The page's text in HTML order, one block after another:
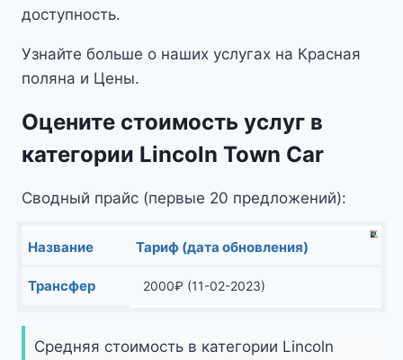
доступность.
Узнайте больше о наших услугах на Красная
поляна и Цены.
Оцените стоимость услуг в
категории Lincoln Town Car
Сводный прайс (первые 20 предложений):
Название Тариф (дата обновления)
Трансфер 2000₽ (11-02-2023)
Средняя стоимость в категории Lincoln